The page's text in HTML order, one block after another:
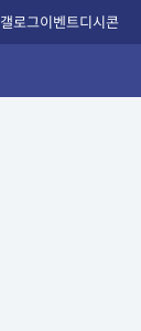
갤로그이벤트디시콘